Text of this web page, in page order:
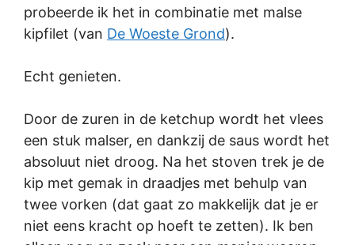
probeerde ik het in combinatie met malse
kipfilet (van De Woeste Grond).
Echt genieten.
Door de zuren in de ketchup wordt het vlees
een stuk malser, en dankzij de saus wordt het
absoluut niet droog. Na het stoven trek je de
kip met gemak in draadjes met behulp van
twee vorken (dat gaat zo makkelijk dat je er
niet eens kracht op hoeft te zetten). Ik ben